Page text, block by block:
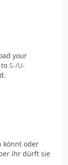
your
S-/U-
könnt oder
ihr dürft sie